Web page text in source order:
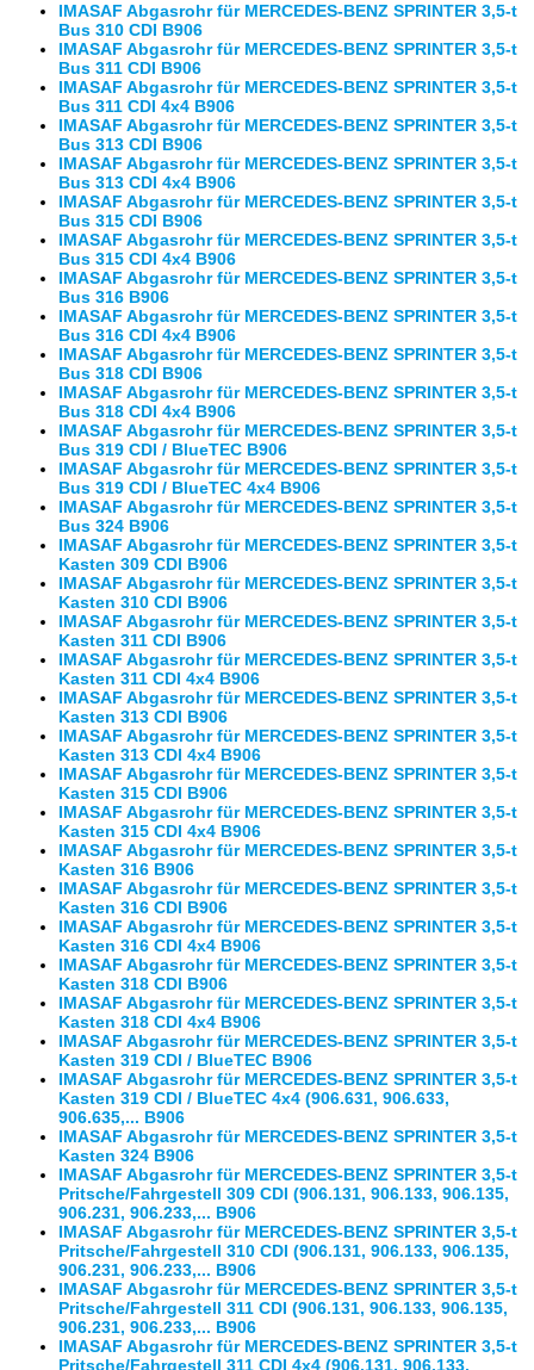
IMASAF Abgasrohr für MERCEDES-BENZ SPRINTER 3,5-t
Bus 310 CDI B906
IMASAF Abgasrohr für MERCEDES-BENZ SPRINTER 3,5-t
Bus 311 CDI B906
IMASAF Abgasrohr für MERCEDES-BENZ SPRINTER 3,5-t
Bus 311 CDI 4x4 B906
IMASAF Abgasrohr für MERCEDES-BENZ SPRINTER 3,5-t
Bus 313 CDI B906
IMASAF Abgasrohr für MERCEDES-BENZ SPRINTER 3,5-t
Bus 313 CDI 4x4 B906
IMASAF Abgasrohr für MERCEDES-BENZ SPRINTER 3,5-t
Bus 315 CDI B906
IMASAF Abgasrohr für MERCEDES-BENZ SPRINTER 3,5-t
Bus 315 CDI 4x4 B906
IMASAF Abgasrohr für MERCEDES-BENZ SPRINTER 3,5-t
Bus 316 B906
IMASAF Abgasrohr für MERCEDES-BENZ SPRINTER 3,5-t
Bus 316 CDI 4x4 B906
IMASAF Abgasrohr für MERCEDES-BENZ SPRINTER 3,5-t
Bus 318 CDI B906
IMASAF Abgasrohr für MERCEDES-BENZ SPRINTER 3,5-t
Bus 318 CDI 4x4 B906
IMASAF Abgasrohr für MERCEDES-BENZ SPRINTER 3,5-t
Bus 319 CDI / BlueTEC B906
IMASAF Abgasrohr für MERCEDES-BENZ SPRINTER 3,5-t
Bus 319 CDI / BlueTEC 4x4 B906
IMASAF Abgasrohr für MERCEDES-BENZ SPRINTER 3,5-t
Bus 324 B906
IMASAF Abgasrohr für MERCEDES-BENZ SPRINTER 3,5-t
Kasten 309 CDI B906
IMASAF Abgasrohr für MERCEDES-BENZ SPRINTER 3,5-t
Kasten 310 CDI B906
IMASAF Abgasrohr für MERCEDES-BENZ SPRINTER 3,5-t
Kasten 311 CDI B906
IMASAF Abgasrohr für MERCEDES-BENZ SPRINTER 3,5-t
Kasten 311 CDI 4x4 B906
IMASAF Abgasrohr für MERCEDES-BENZ SPRINTER 3,5-t
Kasten 313 CDI B906
IMASAF Abgasrohr für MERCEDES-BENZ SPRINTER 3,5-t
Kasten 313 CDI 4x4 B906
IMASAF Abgasrohr für MERCEDES-BENZ SPRINTER 3,5-t
Kasten 315 CDI B906
IMASAF Abgasrohr für MERCEDES-BENZ SPRINTER 3,5-t
Kasten 315 CDI 4x4 B906
IMASAF Abgasrohr für MERCEDES-BENZ SPRINTER 3,5-t
Kasten 316 B906
IMASAF Abgasrohr für MERCEDES-BENZ SPRINTER 3,5-t
Kasten 316 CDI B906
IMASAF Abgasrohr für MERCEDES-BENZ SPRINTER 3,5-t
Kasten 316 CDI 4x4 B906
IMASAF Abgasrohr für MERCEDES-BENZ SPRINTER 3,5-t
Kasten 318 CDI B906
IMASAF Abgasrohr für MERCEDES-BENZ SPRINTER 3,5-t
Kasten 318 CDI 4x4 B906
IMASAF Abgasrohr für MERCEDES-BENZ SPRINTER 3,5-t
Kasten 319 CDI / BlueTEC B906
IMASAF Abgasrohr für MERCEDES-BENZ SPRINTER 3,5-t
Kasten 319 CDI / BlueTEC 4x4 (906.631, 906.633,
906.635,... B906
IMASAF Abgasrohr für MERCEDES-BENZ SPRINTER 3,5-t
Kasten 324 B906
IMASAF Abgasrohr für MERCEDES-BENZ SPRINTER 3,5-t
Pritsche/Fahrgestell 309 CDI (906.131, 906.133, 906.135,
906.231, 906.233,... B906
IMASAF Abgasrohr für MERCEDES-BENZ SPRINTER 3,5-t
Pritsche/Fahrgestell 310 CDI (906.131, 906.133, 906.135,
906.231, 906.233,... B906
IMASAF Abgasrohr für MERCEDES-BENZ SPRINTER 3,5-t
Pritsche/Fahrgestell 311 CDI (906.131, 906.133, 906.135,
906.231, 906.233,... B906
IMASAF Abgasrohr für MERCEDES-BENZ SPRINTER 3,5-t
Pritsche/Fahrgestell 311 CDI 4x4 (906.131, 906.133,